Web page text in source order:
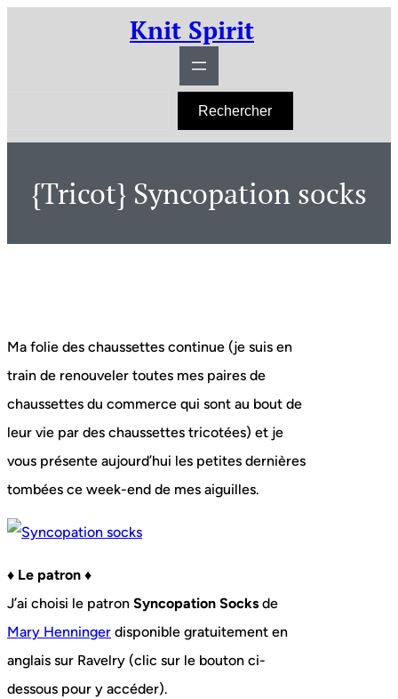
Knit Spirit
h
Rechercher
{Tricot} Syncopation socks
Ma folie des chaussettes continue (je suis en
train de renouveler toutes mes paires de
chaussettes du commerce qui sont au bout de
leur vie par des chaussettes tricotées) et je
vous présente aujourd’hui les petites dernières
tombées ce week-end de mes aiguilles.
♦ Le patron ♦
J’ai choisi le patron Syncopation Socks de
Mary Henninger disponible gratuitement en
anglais sur Ravelry (clic sur le bouton ci-
dessous pour y accéder).